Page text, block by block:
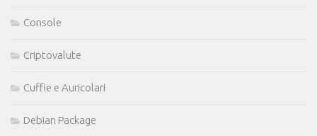
Console
Criptovalute
Cuffie e Auricolari
Debian Package